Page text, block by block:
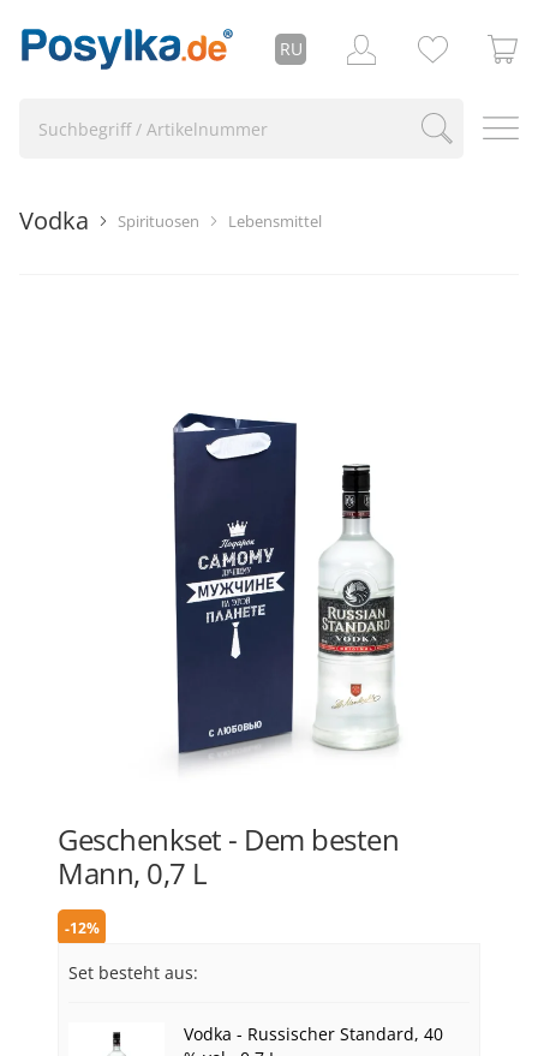
RU
Lebensmittel
Spirituosen
Vodka
Geschenkset - Dem besten
Mann, 0,7 L
-12%
Set besteht aus:
Vodka - Russischer Standard, 40